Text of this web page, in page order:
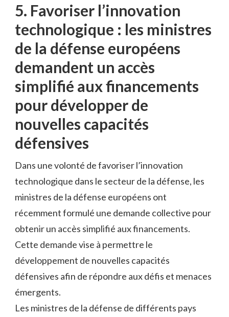
5. Favoriser l’innovation
technologique :​ les‌ ministres
de la défense européens
demandent un accès
⁢simplifié aux financements
pour développer de
nouvelles capacités⁤
défensives
Dans une volonté de favoriser l’innovation
technologique dans le secteur de la défense, les
ministres de la défense européens‍ ont
récemment formulé ⁣une demande collective pour
obtenir un accès ⁣simplifié aux financements.
Cette demande vise à permettre​ le
développement de nouvelles capacités
défensives afin de répondre aux défis et menaces
émergents.
Les ministres de la défense de différents pays